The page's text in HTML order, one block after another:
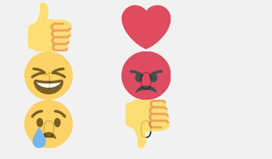
Палец
вверх!
1
Лайк!
0
Дикий
смех!
0
Агрессия!
0
Грусть :(
Палец
вниз!